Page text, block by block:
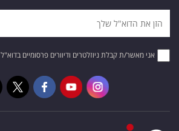
אני מאשר/ת קבלת ניוזלטרים ודיוורים פרסומיים בדוא"ל